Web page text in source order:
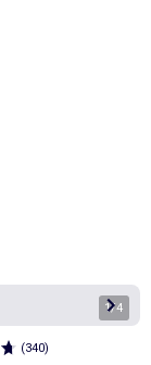
1/4
(340)